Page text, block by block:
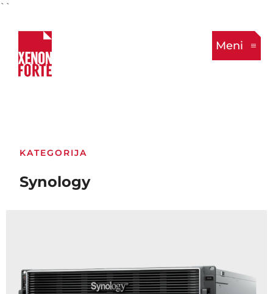
``
Meni
KATEGORIJA
Synology